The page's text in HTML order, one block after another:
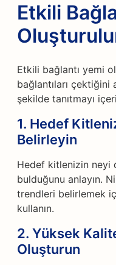
Etkili
Etkili bağlantı yemi
bağlantıları çektiğini
şekilde tanıtmayı
1. Hedef
Belirleyin
Hedef kitlenizin neyi
bulduğunu anlayın.
trendleri belirlemek
kullanın.
2. Yüksek
Oluşturun